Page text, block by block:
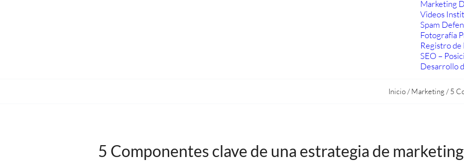
Marketing
Videos
Spam
Fotografía
Registro de
SEO –
Desarrollo
Inicio/Marketing /5
5 Componentes clave de una estrategia de